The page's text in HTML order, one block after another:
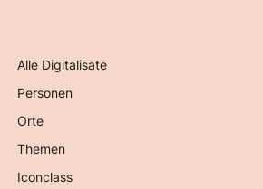
Alle Digitalisate
Personen
Orte
Themen
Iconclass